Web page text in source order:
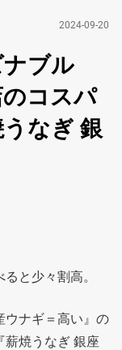
2024-09-20
ブル
コスパ
なぎ 銀
と少々割高。
ウナギ＝高い』の
薪焼うなぎ 銀座